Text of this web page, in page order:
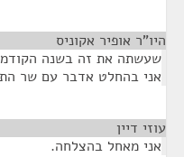
היו"ר אופיר אקוניס
שעשתה את זה בשנה
אני בהחלט אדבר עם שר
עוזי דיין
אני מאחל בהצלחה.